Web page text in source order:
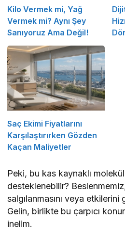
Kilo Vermek mi, Yağ
Vermek mi? Aynı Şey
Sanıyoruz Ama Değil!
Saç Ekimi Fiyatlarını
Karşılaştırırken Gözden
Kaçan Maliyetler
Peki, bu kas kaynaklı
desteklenebilir?
salgılanmasını veya
Gelin, birlikte bu çarpıcı
inelim.